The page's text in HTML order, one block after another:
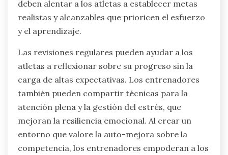
deben alentar a los atletas a establecer metas
realistas y alcanzables que prioricen el esfuerzo
y el aprendizaje.
Las revisiones regulares pueden ayudar a los
atletas a reflexionar sobre su progreso sin la
carga de altas expectativas. Los entrenadores
también pueden compartir técnicas para la
atención plena y la gestión del estrés, que
mejoran la resiliencia emocional. Al crear un
entorno que valore la auto-mejora sobre la
competencia, los entrenadores empoderan a los